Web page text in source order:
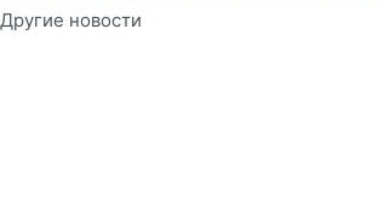
Другие новости